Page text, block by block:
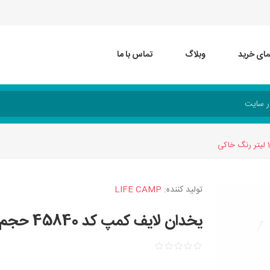
خرید وبلاگ تماس با ما
تولید کننده: LIFE CAMP
یخدان لایف کمپ کد 45840 حجم 15 لیتر رنگ خاکی